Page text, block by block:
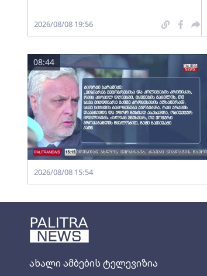
ახალი ამბების ტელევიზია
2026/08/08 19:56
08:44
2026/08/08 15:54